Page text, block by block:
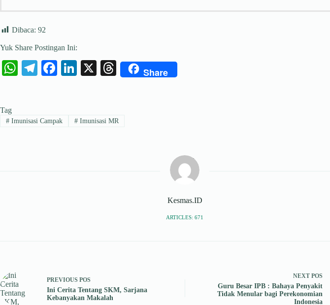
Dibaca: 92
Yuk Share Postingan Ini:
W
A
Te
a
Fa
ok
Li
In
X
T
ds
Share
Tag
#Imunisasi Campak #Imunisasi MR
Kesmas.ID
ARTICLES: 671
PREVIOUS POS
Ini Cerita Tentang SKM, Sarjana
Kebanyakan Makalah
NEXT POS
Guru Besar IPB : Bahaya Penyakit
Tidak Menular bagi Perekonomian
Indonesia